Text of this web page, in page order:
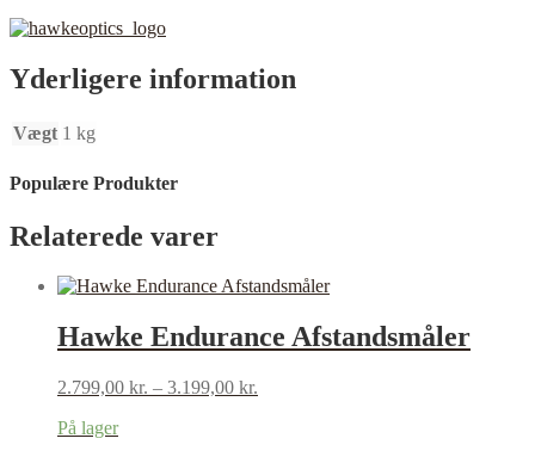
Yderligere information
Vægt 1 kg
Populære Produkter
Relaterede varer
Hawke Endurance Afstandsmåler
2.799,00 kr. – 3.199,00 kr.
På lager